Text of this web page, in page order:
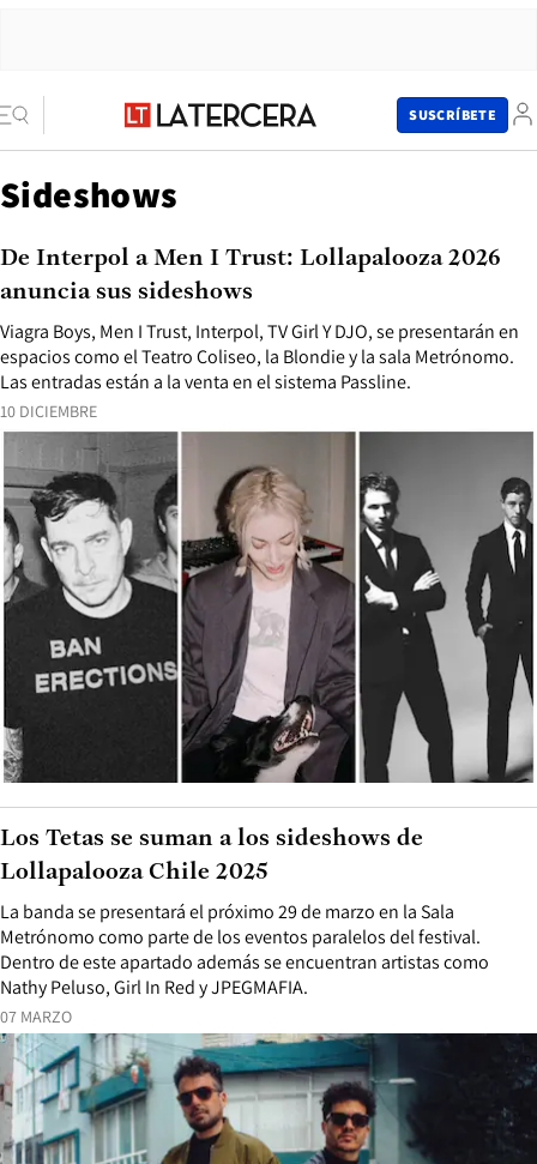
SUSCRÍBETE
Sideshows
10 DICIEMBRE
Viagra Boys, Men I Trust, Interpol, TV Girl Y DJO, se presentarán en
espacios como el Teatro Coliseo, la Blondie y la sala Metrónomo.
Las entradas están a la venta en el sistema Passline.
De Interpol a Men I Trust: Lollapalooza 2026
anuncia sus sideshows
07 MARZO
La banda se presentará el próximo 29 de marzo en la Sala
Metrónomo como parte de los eventos paralelos del festival.
Dentro de este apartado además se encuentran artistas como
Nathy Peluso, Girl In Red y JPEGMAFIA.
Los Tetas se suman a los sideshows de
Lollapalooza Chile 2025